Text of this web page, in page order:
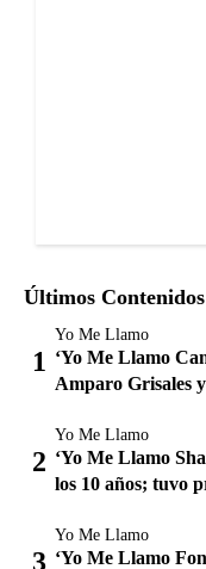
Últimos Contenidos
Yo Me Llamo
‘Yo Me Llamo
Amparo Grisales
Yo Me Llamo
‘Yo Me Llamo
los 10 años; tuvo
Yo Me Llamo
‘Yo Me Llamo